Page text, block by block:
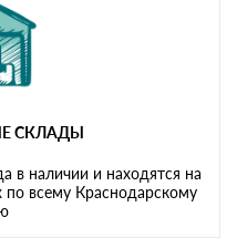
СКЛАДЫ
в наличии и находятся на
всему Краснодарскому